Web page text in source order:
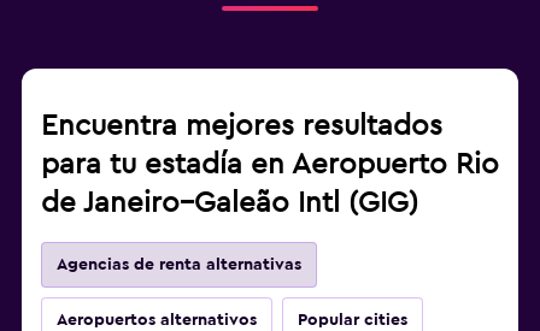
Encuentra mejores resultados
para tu estadía en Aeropuerto Rio
de Janeiro–Galeão Intl (GIG)
Agencias de renta alternativas
Aeropuertos alternativos Popular cities